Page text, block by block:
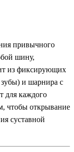
привычного
шину,
из фиксирующих
и шарнира с
для каждого
чтобы открывание
суставной